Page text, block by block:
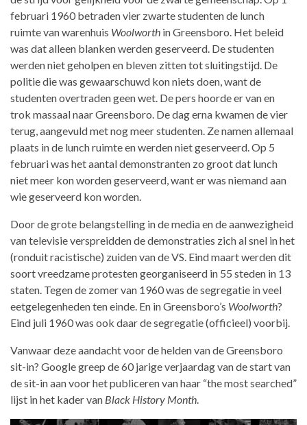
februari 1960 betraden vier zwarte studenten de lunch
ruimte van warenhuis Woolworth in Greensboro. Het beleid
was dat alleen blanken werden geserveerd. De studenten
werden niet geholpen en bleven zitten tot sluitingstijd. De
politie die was gewaarschuwd kon niets doen, want de
studenten overtraden geen wet. De pers hoorde er van en
trok massaal naar Greensboro. De dag erna kwamen de vier
terug, aangevuld met nog meer studenten. Ze namen allemaal
plaats in de lunch ruimte en werden niet geserveerd. Op 5
februari was het aantal demonstranten zo groot dat lunch
niet meer kon worden geserveerd, want er was niemand aan
wie geserveerd kon worden.
Door de grote belangstelling in de media en de aanwezigheid
van televisie verspreidden de demonstraties zich al snel in het
(ronduit racistische) zuiden van de VS. Eind maart werden dit
soort vreedzame protesten georganiseerd in 55 steden in 13
staten. Tegen de zomer van 1960 was de segregatie in veel
eetgelegenheden ten einde. En in Greensboro’s Woolworth?
Eind juli 1960 was ook daar de segregatie (officieel) voorbij.
Vanwaar deze aandacht voor de helden van de Greensboro
sit-in? Google greep de 60 jarige verjaardag van de start van
de sit-in aan voor het publiceren van haar “the most searched”
lijst in het kader van Black History Month